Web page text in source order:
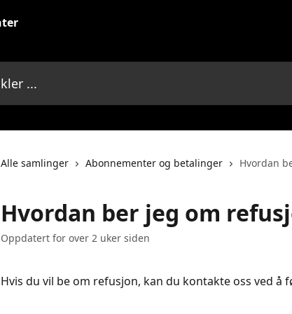
Alle samlinger Abonnementer og betalinger Hvordan
Hvordan ber jeg om
Oppdatert for over 2 uker siden
Hvis du vil be om refusjon, kan du kontakte oss ved å